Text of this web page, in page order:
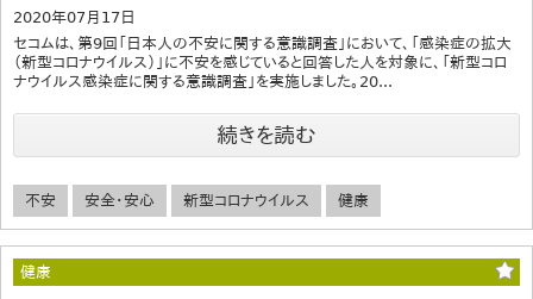
2020年07月17日
セコムは、第9回「日本人の不安に関する意識調査」において、「感染症の拡大
（新型コロナウイルス）」に不安を感じていると回答した人を対象に、「新型コロ
ナウイルス感染症に関する意識調査」を実施しました。20...
続きを読む
不安 安全・安心 新型コロナウイルス 健康
健康